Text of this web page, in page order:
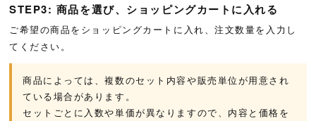
STEP3: 商品を選び、ショッピングカートに入れる
ご希望の商品をショッピングカートに入れ、注文数量を入力し
てください。
商品によっては、複数のセット内容や販売単位が用意され
ている場合があります。
セットごとに入数や単価が異なりますので、内容と価格を